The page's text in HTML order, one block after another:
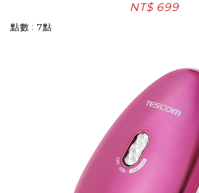
NT$ 699
點數 : 7點